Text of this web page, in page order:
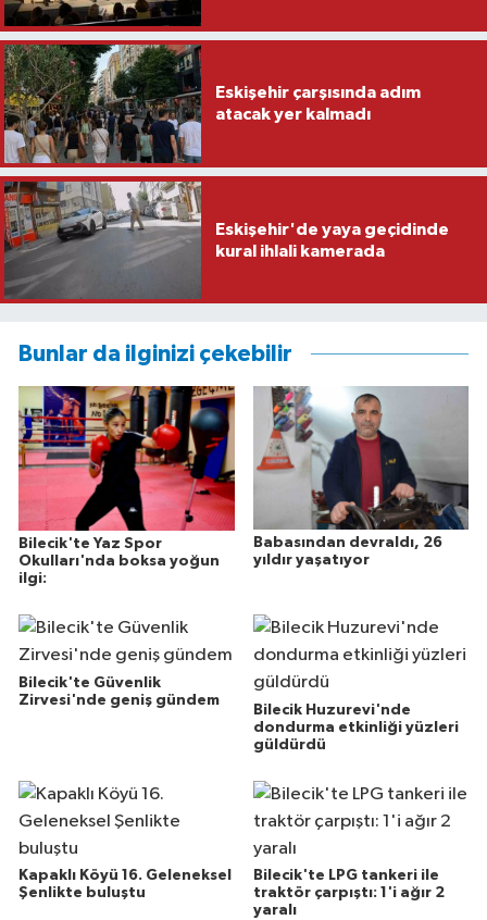
Eskişehir çarşısında adım
atacak yer kalmadı
Eskişehir'de yaya geçidinde
kural ihlali kamerada
Bunlar da ilginizi çekebilir
Bilecik'te Yaz Spor
Okulları'nda boksa yoğun
ilgi:
Babasından devraldı, 26
yıldır yaşatıyor
Bilecik'te Güvenlik
Zirvesi'nde geniş gündem
Bilecik Huzurevi'nde
dondurma etkinliği yüzleri
güldürdü
Kapaklı Köyü 16. Geleneksel
Şenlikte buluştu
Bilecik'te LPG tankeri ile
traktör çarpıştı: 1'i ağır 2
yaralı